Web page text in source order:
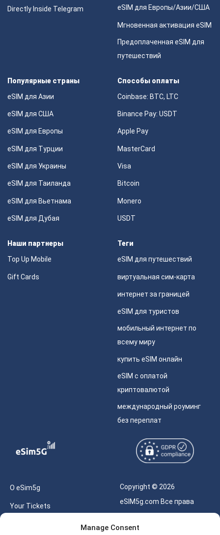
Manage Consent
Directly Inside Telegram
eSIM для Европы/Азии/США
Мгновенная активация eSIM
Предоплаченная eSIM для
путешествий
Популярные страны
eSIM для Азии
eSIM для США
eSIM для Европы
eSIM для Турции
eSIM для Украины
eSIM для Таиланда
eSIM для Вьетнама
eSIM для Дубая
Способы оплаты
Coinbase: BTC, LTC
Binance Pay: USDT
Apple Pay
MasterCard
Visa
Bitcoin
Monero
USDT
Наши партнеры
Top Up Mobile
Gift Cards
Теги
eSIM для путешествий
виртуальная сим-карта
интернет за границей
eSIM для туристов
мобильный интернет по
всему миру
купить eSIM онлайн
eSIM с оплатой
криптовалютой
международный роуминг
без переплат
О eSim5g
Your Tickets
Калькулятор для eSIM
Copyright © 2026
eSIM5g.com Все права